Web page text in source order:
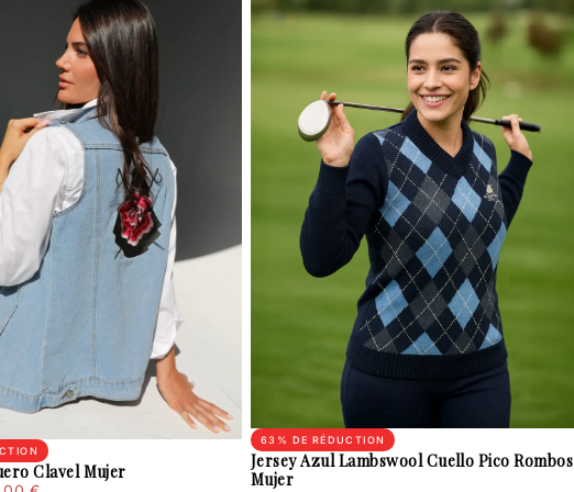
Clavel Mujer
Jersey Azul Lambswool Cuello Pico Rombos
Mujer
63 % DE RÉDUCTION